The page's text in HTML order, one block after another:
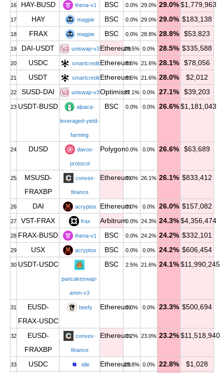
16 HAY-BUSD thena-v1 BSC 0.0% 29.0% 29.0% $1,779,963
17 HAY magpie BSC 0.0% 29.0% 29.0% $183,138
18 FRAX magpie BSC 0.0% 28.8% 28.8% $53,823
19 DAI-USDT uniswap-v3Ethereum28.5% 0.0% 28.5% $335,588
20 USDC smartcredit Ethereum6.5% 21.6% 28.1% $78,056
21 USDT smartcredit Ethereum6.5% 21.6% 28.0% $2,012
22 SUSD-DAI uniswap-v3Optimism27.1% 0.0% 27.1% $39,203
23 USDT-BUSD alpaca-
leveraged-yield-
farming
BSC 0.0% 0.0% 26.6% $1,181,043
24 DUSD davos-
protocol
Polygon0.0% 0.0% 26.6% $63,689
25
MSUSD-
FRAXBP
convex-
finance
Ethereum0.0% 26.1% 26.1% $833,412
26 DAI acryptos Ethereum0.0% 0.0% 26.0% $157,082
27 VST-FRAX frax Arbitrum0.0% 24.3% 24.3% $4,356,474
28 FRAX-BUSD thena-v1 BSC 0.0% 24.2% 24.2% $332,101
29 USX acryptos BSC 0.0% 0.0% 24.2% $606,454
30 USDT-USDC
pancakeswap-
amm-v3
BSC 2.5% 21.6% 24.1% $11,990,245
31
EUSD-
FRAX-USDC
beefy Ethereum0.0% 0.0% 23.3% $500,694
32
EUSD-
FRAXBP
convex-
finance
Ethereum0.2% 23.0% 23.2% $11,518,940
33 USDC idle Ethereum22.8% 0.0% 22.8% $1,028